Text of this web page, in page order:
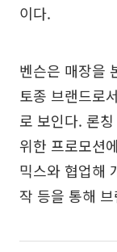
이다.
벤슨은 매장을
토종 브랜드로
로 보인다. 론
위한 프로모션
믹스와 협업해
작 등을 통해